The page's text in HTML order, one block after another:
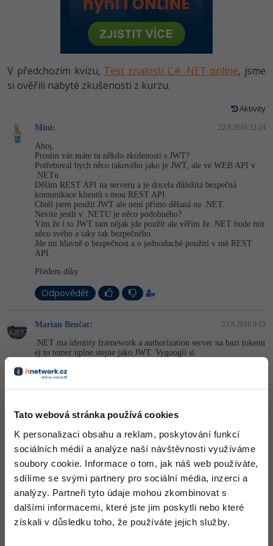
Tato webová stránka používá cookies
K personalizaci obsahu a reklam, poskytování funkcí
sociálních médií a analýze naší návštěvnosti využíváme
soubory cookie. Informace o tom, jak náš web používáte,
sdílíme se svými partnery pro sociální média, inzerci a
analýzy. Partneři tyto údaje mohou zkombinovat s
dalšími informacemi, které jste jim poskytli nebo které
získali v důsledku toho, že používáte jejich služby.
HTML5, CSS3, Bootstrap, SEO
SQL a databáze
Testování a verzování
Spring
ASP.NET MVC
Django
Best practices
JavaScript
Python
MySQL/MariaDB
MS-SQL
SQLite
Vývojář mobilních aplikací
Specialista na AI a bigdata
C# Game developer
Webdesigner
Systémový administrátor
Grafik / UX/UI návrhář
3D grafik
Projektový manažer
Databázový analytik
Copywriter
WordPress specialista
SEO specialista
Python -80%
JavaScript -80%
PHP
-80%
Kotlin
C
VB.NET
SQL
Návrh SW
Algoritmy -41%
Umělá inteligence (AI)
Pro děti
Více
Fórum
Kurzy e-commerce
Testování softwaru
Datová analýza
Digitální gramotnost
Kurzy designu
HTML/CSS -80%
-80%
Příběhy absolventů
V předchozím kvízu, Test znalostí C# .NET online, jsme
si ověřili nabyté zkušenosti z kurzu.
Aktivity
Mini: 22.8.2016 22:24
Ahoj,
Prosím vás máte tu někdo zkušenosti s JWT?
Potřeboval bych něco takového jako je JWT, ale ve WEB API v
.NETu.
Dělám REST API na serveru a je docela důležitá bezpečná
komunikace klientů s mou REST API.
Chtěl jsem použit JWT ale není přímo dělaná na .NET.
Nevíte jestli v .NETU je něco podobného?
Vím že i to JWT tam nějak jde použít ale věřím že .NET bude mít
něco svého a taky tak bezpečného.
Jde mi hlavně o bezpečnost a o jednoduché použití v mé REST
API.
Předem díky
Odpovědět
Marian Benčat: 23.8.2016 0:15
.NET ma identity framework a authorization server na bazi tokenu
ej to temer uplne stejne jako JWT. Vygoogli si
Marian Benčat:
http://bitoftech.net/…et-identity/toto je treba perfektni, z kterheo
jsem se kdysi ucil
Nahoru Odpovědět